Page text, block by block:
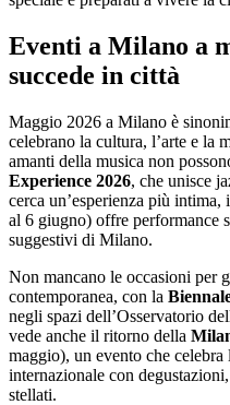
Eventi a Milano a
succede in città
Maggio 2026 a Milano è
celebrano la cultura, l’arte e la
amanti della musica non
Experience 2026, che unisce
cerca un’esperienza più intima,
al 6 giugno) offre performance
suggestivi di Milano.
Non mancano le occasioni per
contemporanea, con la
negli spazi dell’Osservatorio
vede anche il ritorno della
maggio), un evento che celebra
internazionale con
stellati.